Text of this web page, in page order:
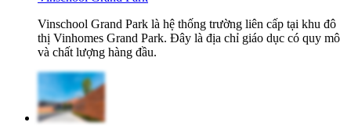
Vinschool Grand Park là hệ thống trường liên cấp tại khu đô
thị Vinhomes Grand Park. Đây là địa chỉ giáo dục có quy mô
và chất lượng hàng đầu.